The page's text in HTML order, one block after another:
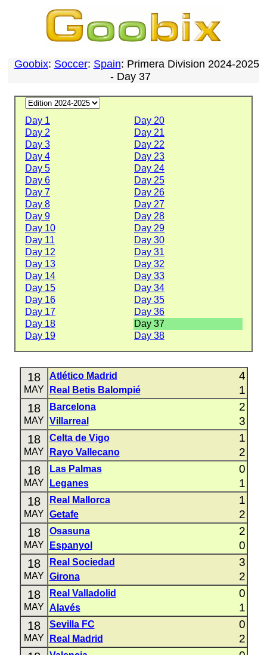
Goobix: Soccer: Spain: Primera Division 2024-2025
- Day 37
Day 1
Day 20
Day 2
Day 21
Day 3
Day 22
Day 4
Day 23
Day 5
Day 24
Day 6
Day 25
Day 7
Day 26
Day 8
Day 27
Day 9
Day 28
Day 10
Day 29
Day 11
Day 30
Day 12
Day 31
Day 13
Day 32
Day 14
Day 33
Day 15
Day 34
Day 16
Day 35
Day 17
Day 36
Day 18
Day 37
Day 19
Day 38
18
MAY
Atlético Madrid 4
Real Betis Balompié 1
18
MAY
Barcelona 2
Villarreal 3
18
MAY
Celta de Vigo 1
Rayo Vallecano 2
18
MAY
Las Palmas 0
Leganes 1
18
MAY
Real Mallorca 1
Getafe 2
18
MAY
Osasuna 2
Espanyol 0
18
MAY
Real Sociedad 3
Girona 2
18
MAY
Real Valladolid 0
Alavés 1
18
MAY
Sevilla FC 0
Real Madrid 2